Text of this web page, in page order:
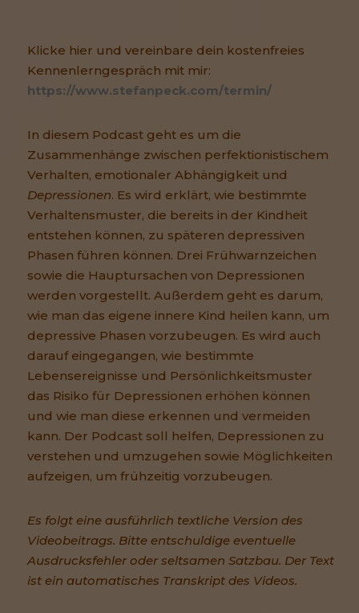
Klicke hier und vereinbare dein kostenfreies
Kennenlerngespräch mit mir:
https://www.stefanpeck.com/termin/
In diesem Podcast geht es um die
Zusammenhänge zwischen perfektionistischem
Verhalten, emotionaler Abhängigkeit und
Depressionen. Es wird erklärt, wie bestimmte
Verhaltensmuster, die bereits in der Kindheit
entstehen können, zu späteren depressiven
Phasen führen können. Drei Frühwarnzeichen
sowie die Hauptursachen von Depressionen
werden vorgestellt. Außerdem geht es darum,
wie man das eigene innere Kind heilen kann, um
depressive Phasen vorzubeugen. Es wird auch
darauf eingegangen, wie bestimmte
Lebensereignisse und Persönlichkeitsmuster
das Risiko für Depressionen erhöhen können
und wie man diese erkennen und vermeiden
kann. Der Podcast soll helfen, Depressionen zu
verstehen und umzugehen sowie Möglichkeiten
aufzeigen, um frühzeitig vorzubeugen.
Es folgt eine ausführlich textliche Version des
Videobeitrags. Bitte entschuldige eventuelle
Ausdrucksfehler oder seltsamen Satzbau. Der Text
ist ein automatisches Transkript des Videos.